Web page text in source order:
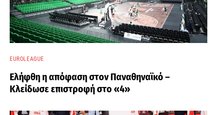
EUROLEAGUE
Ελήφθη η απόφαση στον Παναθηναϊκό –
Κλείδωσε επιστροφή στο «4»